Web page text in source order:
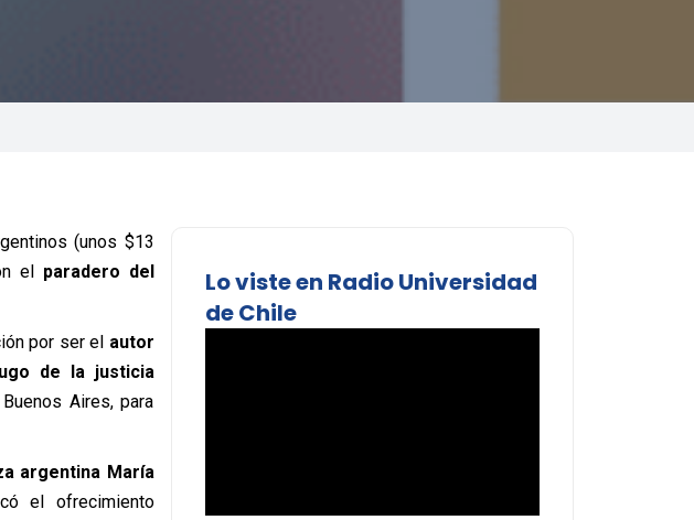
(unos $13
elparadero del
por ser el autor
de la justicia
Aires, para
argentina María
el ofrecimiento
Lo viste en Radio Universidad
de Chile